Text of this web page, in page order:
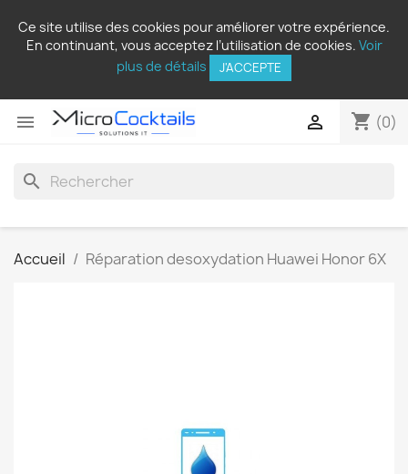
Ce site utilise des cookies pour améliorer votre expérience.
En continuant, vous acceptez l’utilisation de cookies. Voir
plus de détails
J'ACCEPTE
 shopping_cart (0)

search
Accueil Réparation desoxydation Huawei Honor 6X